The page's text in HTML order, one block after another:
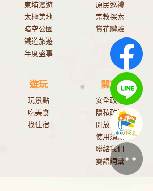
東埔漫遊
太極美地
暗空公園
鐵道旅遊
年度盛事
原民巡禮
宗教探索
賞花體驗
遊玩
玩景點
吃美食
找住宿
關於
安全政策
隱私政策
開放資料
使用須知
聯絡我們
雙語詞彙